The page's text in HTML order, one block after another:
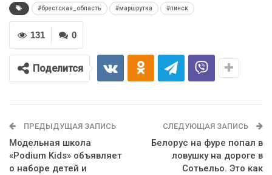
#брестская_область #маршрутка #пинск
0
131
Поделится
ПРЕДЫДУЩАЯ ЗАПИСЬ
Модельная школа
«Podium Kids» объявляет
о наборе детей и
СЛЕДУЮЩАЯ ЗАПИСЬ
Белорус на фуре попал в
ловушку на дороге в
Сотьельо. Это как